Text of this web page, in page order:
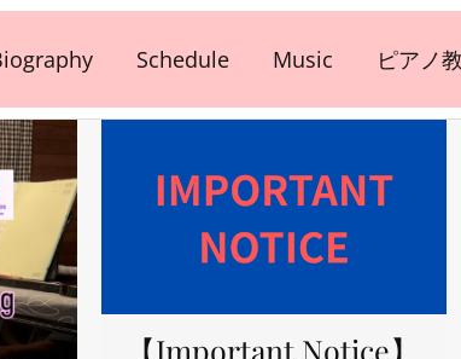
Schedule Music ピアノ
【Important Notice】